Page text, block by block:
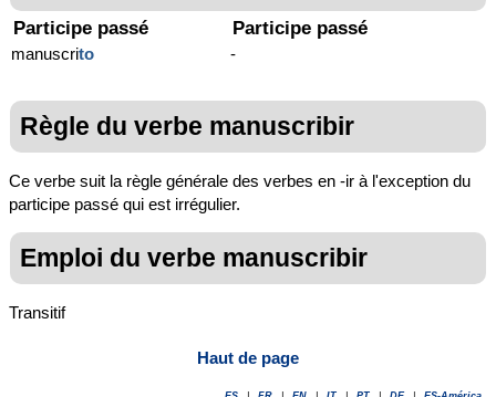
Participe passé
manuscrito
Participe passé
-
Règle du verbe manuscribir
Ce verbe suit la règle générale des verbes en -ir à l'exception du
participe passé qui est irrégulier.
Emploi du verbe manuscribir
Transitif
Haut de page